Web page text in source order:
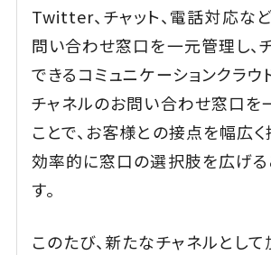
Twitter、チャット、電話対応な
問い合わせ窓口を一元管理し、
できるコミュニケーションクラウ
チャネルのお問い合わせ窓口を
ことで、お客様との接点を幅広く
効率的に窓口の選択肢を広げる
す。
このたび、新たなチャネルとし